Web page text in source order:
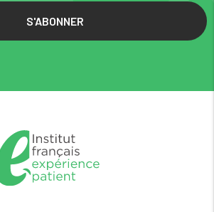
S'ABONNER